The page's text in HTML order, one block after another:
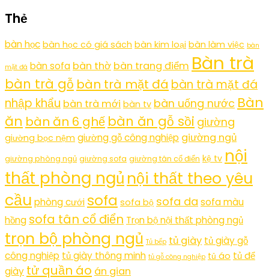
Thẻ
bàn học bàn học có giá sách bàn kim loại bàn làm việc bàn
mặt đá bàn sofa bàn thờ bàn trang điểm Bàn trà
bàn trà gỗ bàn trà mặt đá bàn trà mặt đá
nhập khẩu bàn trà mới bàn tv bàn uống nước Bàn
ăn bàn ăn 6 ghế bàn ăn gỗ sồi giường
giường bọc nệm giường gỗ công nghiệp giường ngủ
giường phòng ngủ giường sofa giường tân cổ điển kệ tv nội
thất phòng ngủnội thất theo yêu
cầu phòng cưới sofa sofa bộ sofa da sofa màu
hồng sofa tân cổ điển Trọn bộ nội thất phòng ngủ
trọn bộ phòng ngủ Tủ bếp tủ giày tủ giày gỗ
công nghiệp tủ giày thông minh tủ gỗ công nghiệp tủ áo tủ để
giày tử quần áo án gian